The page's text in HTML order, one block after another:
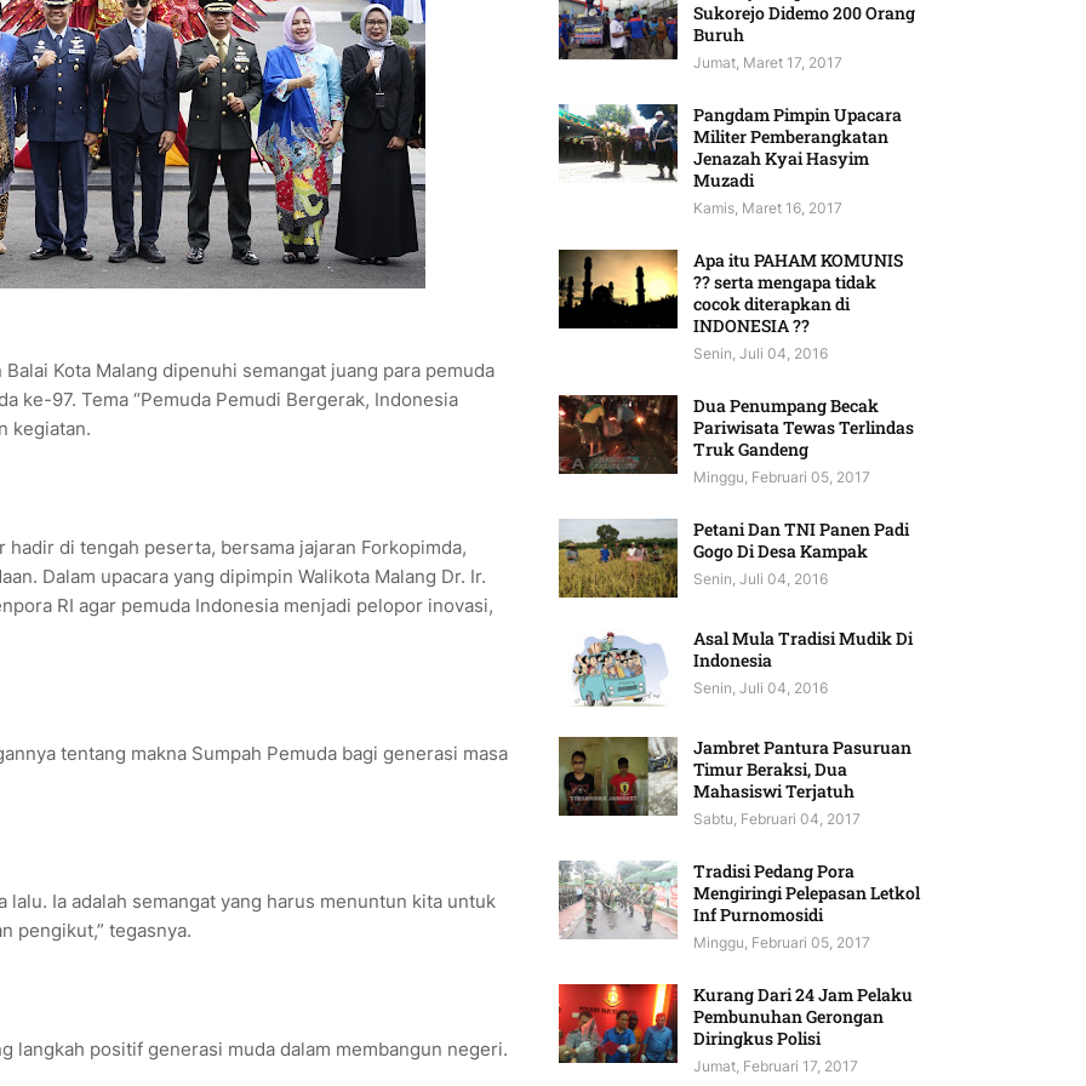
Kota Malang dipenuhi semangat juang para pemuda
ke-97. Tema “Pemuda Pemudi Bergerak, Indonesia
kegiatan.
di tengah peserta, bersama jajaran Forkopimda,
Dalam upacara yang dipimpin Walikota Malang Dr. Ir.
RI agar pemuda Indonesia menjadi pelopor inovasi,
tentang makna Sumpah Pemuda bagi generasi masa
lalu. Ia adalah semangat yang harus menuntun kita untuk
pengikut,” tegasnya.
langkah positif generasi muda dalam membangun negeri.
Sukorejo Didemo 200 Orang
Buruh
Jumat, Maret 17, 2017
Pangdam Pimpin Upacara
Militer Pemberangkatan
Jenazah Kyai Hasyim
Muzadi
Kamis, Maret 16, 2017
Apa itu PAHAM KOMUNIS
?? serta mengapa tidak
cocok diterapkan di
INDONESIA ??
Senin, Juli 04, 2016
Dua Penumpang Becak
Pariwisata Tewas Terlindas
Truk Gandeng
Minggu, Februari 05, 2017
Petani Dan TNI Panen Padi
Gogo Di Desa Kampak
Senin, Juli 04, 2016
Asal Mula Tradisi Mudik Di
Indonesia
Senin, Juli 04, 2016
Jambret Pantura Pasuruan
Timur Beraksi, Dua
Mahasiswi Terjatuh
Sabtu, Februari 04, 2017
Tradisi Pedang Pora
Mengiringi Pelepasan Letkol
Inf Purnomosidi
Minggu, Februari 05, 2017
Kurang Dari 24 Jam Pelaku
Pembunuhan Gerongan
Diringkus Polisi
Jumat, Februari 17, 2017